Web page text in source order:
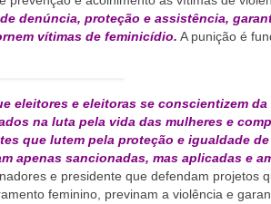
denúncia, proteção e assistência,
vítimas de feminicídio. A punição é
eleitores e eleitoras se conscientizem
na luta pela vida das mulheres e
que lutem pela proteção e igualdade
apenas sancionadas, mas aplicadas e
e presidente que defendam projetos
feminino, previnam a violência e